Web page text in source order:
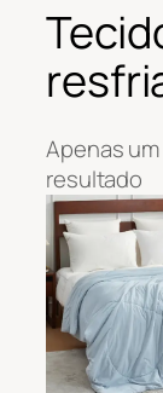
Apenas um
resultado